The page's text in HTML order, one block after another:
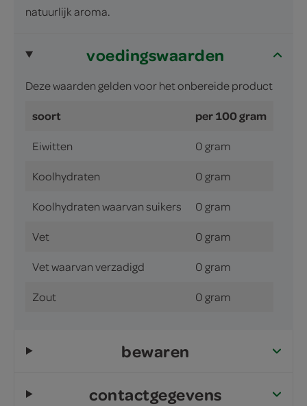
natuurlijk aroma.
voedingswaarden
Deze waarden gelden voor het onbereide product
soort per 100 gram
Eiwitten 0 gram
Koolhydraten 0 gram
Koolhydraten waarvan suikers 0 gram
Vet 0 gram
Vet waarvan verzadigd 0 gram
Zout 0 gram
bewaren
contactgegevens